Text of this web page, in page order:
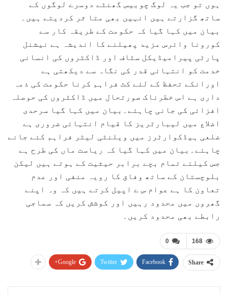
ہوں تو جب یہ لوگ چوبیس گھنٹے دوسرے لوگوں کے
ساتھ گزارتے ہیں انہیں بھی متا ثر کردیتے ہیں۔
بیان میں کہا گیا کہ حکومت کے طریقہ کار سے
کورونا وائرس مزید پھیلنے کا اندیشہ ہے نیشنل
پارٹی پیرامیڈیکل سٹاف اور ڈاکٹروں کی انسانی
خدمت کو انتہائی قدر کی نگاہ سے دیکھتی ہے
اورانکے تحفظ کے لئے کٹ فراہم کرنا حکومت کی ذمہ
داری ہے اس خطرناک صورتحال میں ڈاکٹروں کی حوصلہ
افزائی کی جانی چاہئے۔بیان میں کہا گیا سرحدی
اضلاع میں لیبارٹریز کا قیام انتہائی ضروری ہے
ضلعی ہیڈکوارٹرز میں ویلنٹی لیٹر فراہم کئے جانے
چاہئے۔بیان میں کہا گیا کہ ریاست ماں کی طرح ہے
جس کیلئے تمام بچے برابر حیثیت کے ہوتے ہیں لیکن
بلوچستان کے ساتھ وفاق کا رویہ منفی اور عدم
تعاون کا ہے عوام س ے اپیل کرتے ہیں کہ وہ اپنے
گھروں میں محدود رہیں اور کوشش کریں کہ سماجی
رابطے بھی محدود کریں۔
0 168
Share
Facebook
Twitter
Google+